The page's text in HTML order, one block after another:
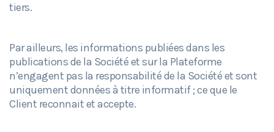
tiers.
Par ailleurs, les informations publiées dans les
publications de la Société et sur la Plateforme
n’engagent pas la responsabilité de la Société et sont
uniquement données à titre informatif ; ce que le
Client reconnait et accepte.